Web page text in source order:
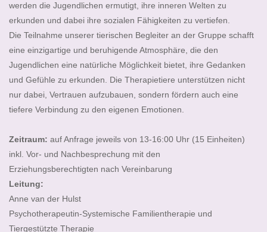
werden die Jugendlichen ermutigt, ihre inneren Welten zu
erkunden und dabei ihre sozialen Fähigkeiten zu vertiefen.
Die Teilnahme unserer tierischen Begleiter an der Gruppe schafft
eine einzigartige und beruhigende Atmosphäre, die den
Jugendlichen eine natürliche Möglichkeit bietet, ihre Gedanken
und Gefühle zu erkunden. Die Therapietiere unterstützen nicht
nur dabei, Vertrauen aufzubauen, sondern fördern auch eine
tiefere Verbindung zu den eigenen Emotionen.
Zeitraum: auf Anfrage jeweils von 13-16:00 Uhr (15 Einheiten)
inkl. Vor- und Nachbesprechung mit den
Erziehungsberechtigten nach Vereinbarung
Leitung:
Anne van der Hulst
Psychotherapeutin-Systemische Familientherapie und
Tiergestützte Therapie